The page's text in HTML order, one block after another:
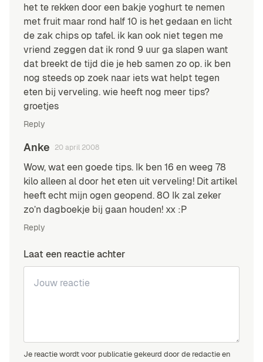
het te rekken door een bakje yoghurt te nemen
met fruit maar rond half 10 is het gedaan en licht
de zak chips op tafel. ik kan ook niet tegen me
vriend zeggen dat ik rond 9 uur ga slapen want
dat breekt de tijd die je heb samen zo op. ik ben
nog steeds op zoek naar iets wat helpt tegen
eten bij verveling. wie heeft nog meer tips?
groetjes
Reply
Anke 20 april 2008
Wow, wat een goede tips. Ik ben 16 en weeg 78
kilo alleen al door het eten uit verveling! Dit artikel
heeft echt mijn ogen geopend. 8O Ik zal zeker
zo’n dagboekje bij gaan houden! xx :P
Reply
Laat een reactie achter
Je reactie wordt voor publicatie gekeurd door de redactie en